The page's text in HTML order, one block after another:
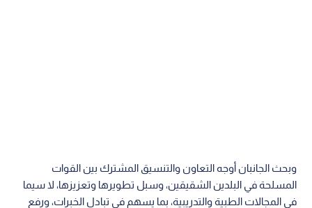
وبحث الجانبان أوجه التعاون والتنسيق المشترك بين القوات
المسلحة في البلدين الشقيقين، وسبل تطويرها وتعزيزها، لا سيما
في المجالات الطبية والتدريبية، بما يسهم في تبادل الخبرات، ورفع